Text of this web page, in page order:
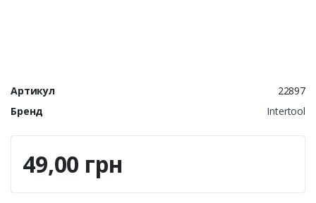
Артикул
22897
Бренд
Intertool
49,00 грн